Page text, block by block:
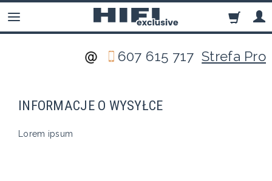
607 615 717Strefa Pro
INFORMACJE O WYSYŁCE
Lorem ipsum